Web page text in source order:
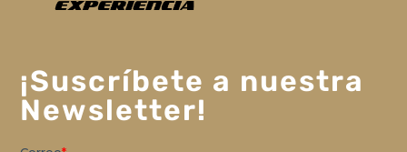
¡Suscríbete a nuestra
Newsletter!